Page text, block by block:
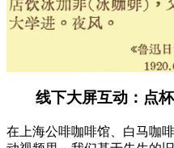
线下大屏互动：点
在上海公啡咖啡馆、白马咖